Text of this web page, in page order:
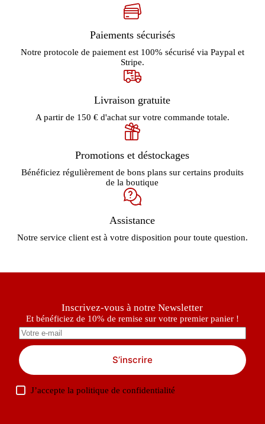
Paiements sécurisés
Notre protocole de paiement est 100% sécurisé via Paypal et
Stripe.
Livraison gratuite
A partir de 150 € d'achat sur votre commande totale.
Promotions et déstockages
Bénéficiez régulièrement de bons plans sur certains produits
de la boutique
Assistance
Notre service client est à votre disposition pour toute question.
Inscrivez-vous à notre Newsletter
Et bénéficiez de 10% de remise sur votre premier panier !
S’inscrire
J’accepte lapolitique de confidentialité